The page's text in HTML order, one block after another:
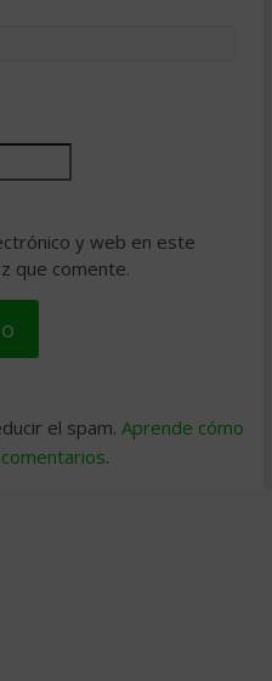
y web en este
que comente.
el spam. Aprende cómo
.